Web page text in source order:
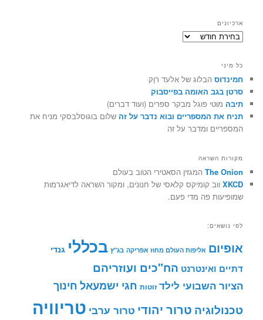
ארכיונים
ארכיונים
כל מיני
חמינדוס הבלוג של אלעד רוֶק
סרטן בגב האומה בפייסבוק
תיבה מוטי פוגל מבקר ספרים (ועוד דברים)
תניח את המספריים ובוא נדבר על זה שלום בוגוסלבסקי מניח את
המספריים ומדבר על זה
מקורות השראה
The Onion המגזין הסאטירי הטוב בעולם
XKCD ווב קומיקס קלאסי של חנונים, ומקור השראה לדיאגרמות
שמופיעות פה מדי פעם.
לפי נושאים:
אופיום אליפות העולם מחוז אפריקה בג"ץ בכללי גנדי
דתיים ואינטרנט הח"כים ועוזריהם
הציור השבועי לילד זוטות חגי ישמעאל חינוך
טכנולוגיה טרור יהודי טרור ערבי טריוויה